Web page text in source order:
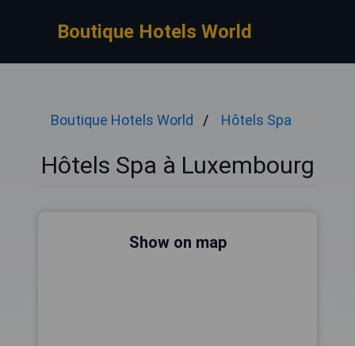
Boutique Hotels World
Boutique Hotels World Hôtels Spa
Hôtels Spa à Luxembourg
Show on map